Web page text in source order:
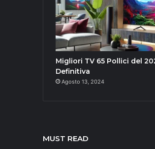
Migliori TV 65 Pollici del
Definitiva
Agosto 13, 2024
MUST READ